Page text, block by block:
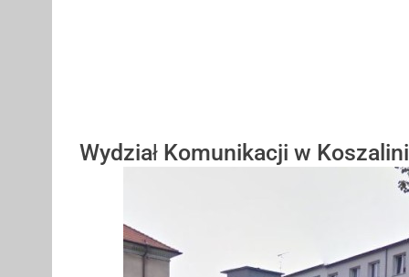
Wydział Komunikacji w